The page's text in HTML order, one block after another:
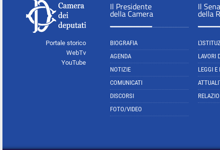
Portale storico
WebTv
YouTube
Il Presidente
della Camera
BIOGRAFIA
AGENDA
NOTIZIE
COMUNICATI
DISCORSI
FOTO/VIDEO
Il
della
LAVORI
LEGGI E